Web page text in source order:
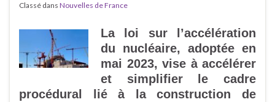
Classé dans Nouvelles de France
La loi sur l’accélération
du nucléaire, adoptée en
mai 2023, vise à accélérer
et simplifier le cadre
procédural lié à la construction de